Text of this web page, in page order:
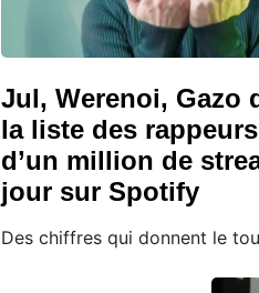
Jul, Werenoi, Gazo
la liste des
d’un million de
jour sur Spotify
Des chiffres qui donnent le